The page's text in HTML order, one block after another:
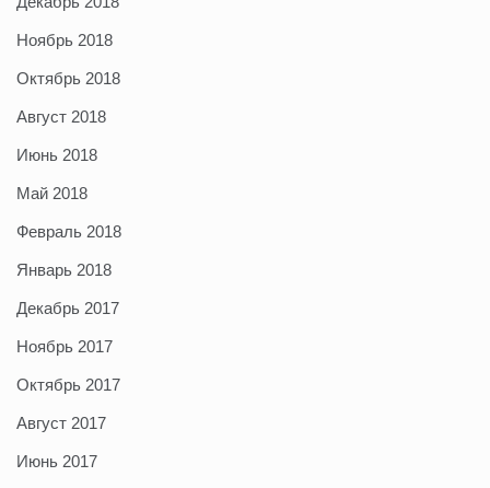
Ноябрь 2018
Октябрь 2018
Август 2018
Июнь 2018
Май 2018
Февраль 2018
Январь 2018
Декабрь 2017
Ноябрь 2017
Октябрь 2017
Август 2017
Июнь 2017